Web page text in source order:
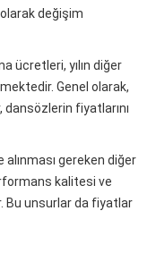
değişim
ücretleri, yılın diğer
Genel olarak,
dansözlerin fiyatlarını
alınması gereken diğer
kalitesi ve
Bu unsurlar da fiyatlar